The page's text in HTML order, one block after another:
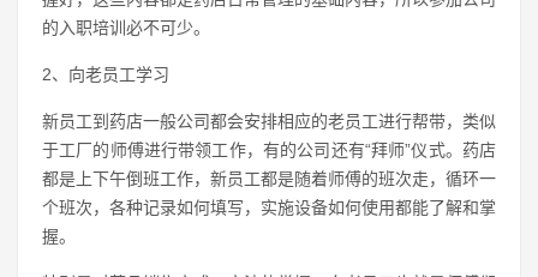
的入职培训必不可少。
2、向老员工学习
新员工到药店一般公司都会安排相应的老员工进行帮带，类似
于工厂的师傅进行带领工作，有的公司还有“拜师”仪式。药店
都是上下午倒班工作，新员工都是随着师傅的班次走，循环一
个班次，各种记录如何填写，实施设备如何使用都能了解和掌
握。